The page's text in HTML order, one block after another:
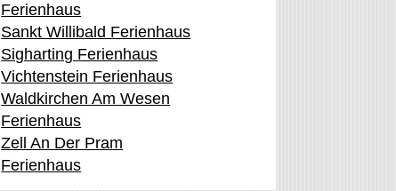
Ferienhaus
Sankt Willibald Ferienhaus
Sigharting Ferienhaus
Vichtenstein Ferienhaus
Waldkirchen Am Wesen
Ferienhaus
Zell An Der Pram
Ferienhaus